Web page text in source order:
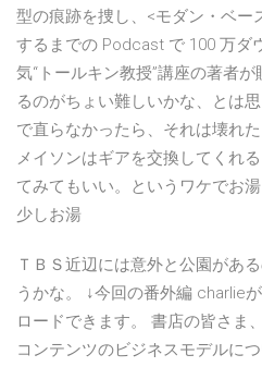
型の痕跡を捜し、<モダン・ベー
するまでの Podcast で 100 万ダ
気“トールキン教授”講座の著者
るのがちょい難しいかな、とは
で直らなかったら、それは壊れ
メイソンはギアを交換してくれ
てみてもいい。というワケでお
少しお湯
ＴＢＳ近辺には意外と公園があ
うかな。 ↓今回の番外編 charlie
ロードできます。 書店の皆さま
コンテンツのビジネスモデルに